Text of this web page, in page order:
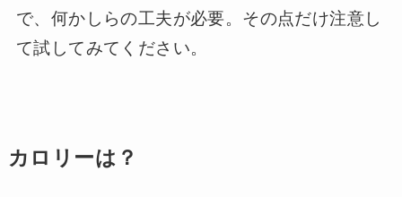
で、何かしらの工夫が必要。その点だけ注意し
て試してみてください。
カロリーは？